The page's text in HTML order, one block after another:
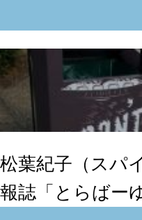
松葉紀子（スパ
報誌「とらばー